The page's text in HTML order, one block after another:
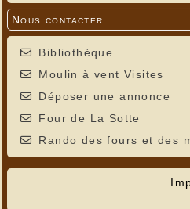
Nous contacter
Bibliothèque
Moulin à vent Visites
Déposer une annonce
Four de La Sotte
Rando des fours et des